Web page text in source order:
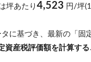
坪あたり4,523 円/坪
に基づき、最新の「固
資産税評価額を計算す